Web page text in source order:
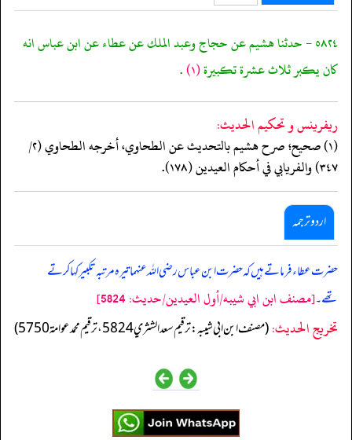
٥٨٢٤ - حدثنا هشيم عن حجاج وعبد الملك عن عطاء عن ابن عباس انه
كان يكبر ثلاث عشرة تكبيرة(١) .
ريفرينس و تحكيم الحدیث:
(١) صحيح؛ صرح هشيم بالتحديث عن الطحاوي، أخرجه الطحاوي (٢/
٣٤٧) والفريابي في أحكام العيدين (١٧٨).
اردو ترجمہ
حضرت عطاء فرماتے ہیں کہ حضرت ابن عباس رضی اللہ عنہما تیرہ مرتبہ تکبیر کہا کرتے
تھے۔[مصنف ابن ابي شيبه/أول العيدين/حدیث: 5824]
تخریج الحدیث:(مصنف ابن ابي شيبه: ترقيم سعد الشثري 5824، ترقيم محمد عوامة 5750)